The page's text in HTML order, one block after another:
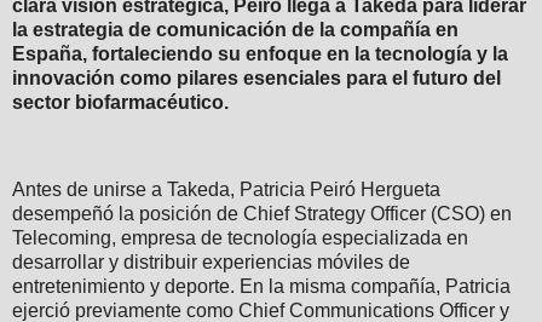
clara visión estratégica, Peiró llega a Takeda para liderar
la estrategia de comunicación de la compañía en
España, fortaleciendo su enfoque en la tecnología y la
innovación como pilares esenciales para el futuro del
sector biofarmacéutico.
Antes de unirse a Takeda, Patricia Peiró Hergueta
desempeñó la posición de Chief Strategy Officer (CSO) en
Telecoming, empresa de tecnología especializada en
desarrollar y distribuir experiencias móviles de
entretenimiento y deporte. En la misma compañía, Patricia
ejerció previamente como Chief Communications Officer y